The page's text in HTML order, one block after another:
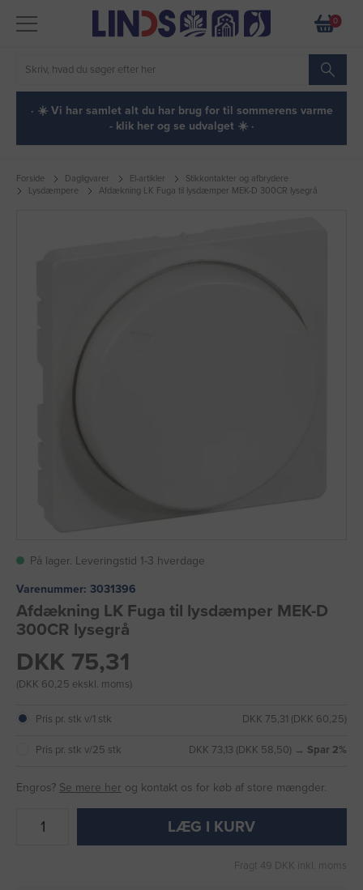
0
· ☀️ Vi har samlet alt du har brug for til sommerens varme
- klik her og se udvalget ☀️ ·
Forside Dagligvarer El-artikler
Stikkontakter og afbrydere
Lysdæmpere
Afdækning LK Fuga til lysdæmper MEK-D 300CR lysegrå
På lager. Leveringstid 1-3 hverdage
Varenummer: 3031396
Afdækning LK Fuga til lysdæmper MEK-D
300CR lysegrå
DKK 75,31
(DKK 60,25 ekskl. moms)
Pris pr. stk v/1 stk DKK 75,31 (DKK 60,25)
Pris pr. stk v/25 stk DKK 73,13 (DKK 58,50) → Spar 2%
Engros? Se mere her og kontakt os for køb af store mængder.
LÆG I KURV
Fragt 49 DKK inkl. moms